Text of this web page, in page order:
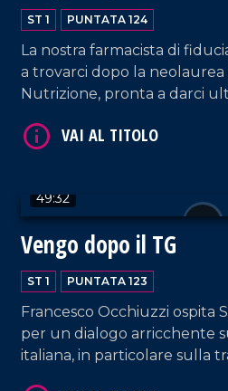
ST 1 PUNTATA 124
La nostra farmacista di
a trovarci dopo la neolaurea
Nutrizione, pronta a darci
brani interpretati dalla
49:32
Vengo dopo il TG
ST 1 PUNTATA 123
Francesco Occhiuzzi ospita
per un dialogo arricchente
italiana, in particolare sulla
VAI AL TITOLO
VAI AL TITOLO